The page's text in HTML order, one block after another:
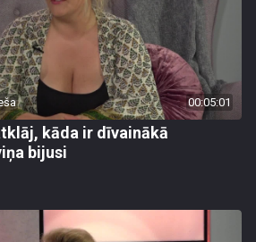
00:05:01
kāda ir dīvainākā
bijusi